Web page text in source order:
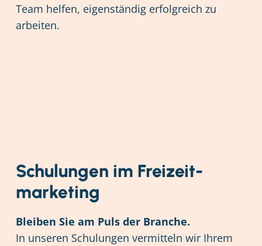
Team helfen, eigenständig erfolgreich zu
arbeiten.
Schulungen im Freizeit­
marketing
Bleiben Sie am Puls der Branche.
In unseren Schulungen vermitteln wir Ihrem